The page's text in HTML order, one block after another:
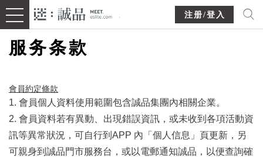
注册/登入
服务条款
會員約定條款​
1. 會員個人資料使用範圍包含誠品集團內相關企業。
2. 會員資料若有異動、出現錯誤資訊，或未收到各項活動資
訊等異常狀況，可自行到APP 內「個人信息」頁更新，另
可親身到誠品門市服務台，或以電郵通知誠品，以便查詢確